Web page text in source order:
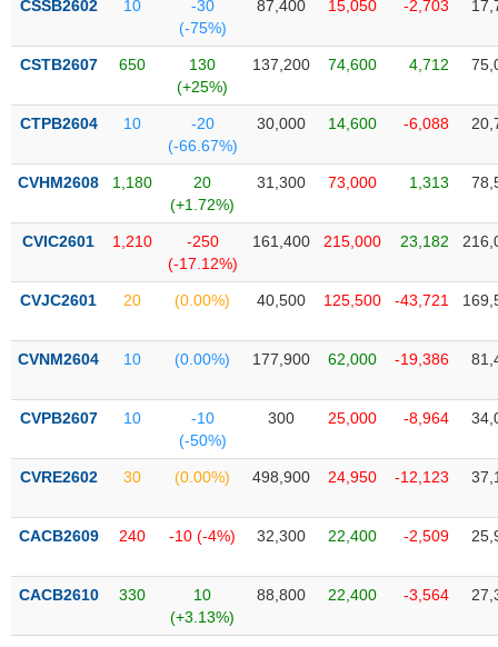
phiếu
tiết
quan
dịch
chính
tích
thuật
sơ
doanh
Tin
CSSB2602 10
-30
(-75%)
87,400 15,050 -2,703
CSTB2607 650
130
(+25%)
137,200 74,600 4,712
CTPB2604 10
-20
(-66.67%)
30,000 14,600 -6,088
CVHM2608 1,180
20
(+1.72%)
31,300 73,000 1,313
CVIC2601 1,210
-250
(-17.12%)
161,400 215,000 23,182
CVJC2601 20 (0.00%) 40,500 125,500 -43,721
CVNM2604 10 (0.00%) 177,900 62,000 -19,386
CVPB2607 10
-10
(-50%)
300 25,000 -8,964
CVRE2602 30 (0.00%) 498,900 24,950 -12,123
CACB2609 240 -10 (-4%) 32,300 22,400 -2,509
CACB2610 330
10
(+3.13%)
88,800 22,400 -3,564
MỚI
(-)
SECTOR
NĂNG
VẬT
CÔNG